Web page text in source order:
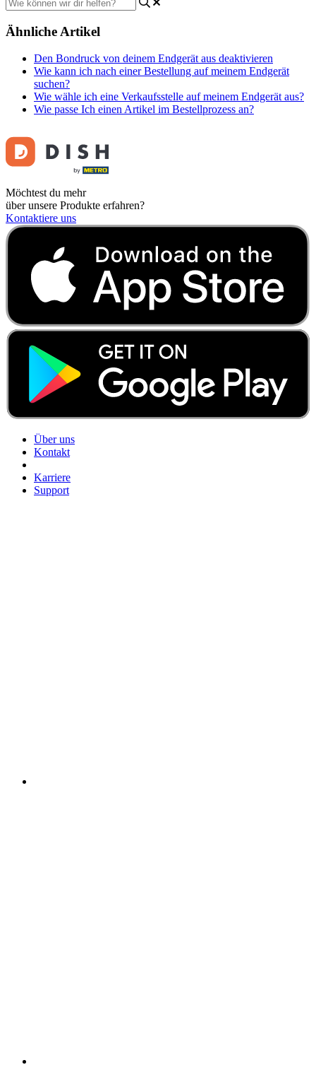
Ähnliche Artikel
Den Bondruck von deinem Endgerät aus deaktivieren
Wie kann ich nach einer Bestellung auf meinem Endgerät
suchen?
Wie wähle ich eine Verkaufsstelle auf meinem Endgerät aus?
Wie passe Ich einen Artikel im Bestellprozess an?
Möchtest du mehr
über unsere Produkte erfahren?
Kontaktiere uns
Über uns
Kontakt
Karriere
Support